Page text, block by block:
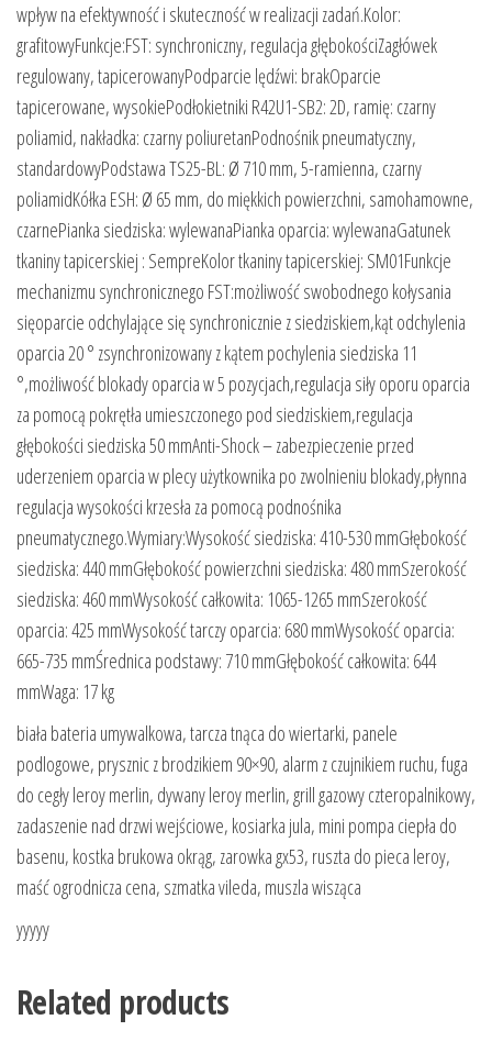
wpływ na efektywność i skuteczność w realizacji zadań.Kolor:
grafitowyFunkcje:FST: synchroniczny, regulacja głębokościZagłówek
regulowany, tapicerowanyPodparcie lędźwi: brakOparcie
tapicerowane, wysokiePodłokietniki R42U1-SB2: 2D, ramię: czarny
poliamid, nakładka: czarny poliuretanPodnośnik pneumatyczny,
standardowyPodstawa TS25-BL: Ø 710 mm, 5-ramienna, czarny
poliamidKółka ESH: Ø 65 mm, do miękkich powierzchni, samohamowne,
czarnePianka siedziska: wylewanaPianka oparcia: wylewanaGatunek
tkaniny tapicerskiej : SempreKolor tkaniny tapicerskiej: SM01Funkcje
mechanizmu synchronicznego FST:możliwość swobodnego kołysania
sięoparcie odchylające się synchronicznie z siedziskiem,kąt odchylenia
oparcia 20 ° zsynchronizowany z kątem pochylenia siedziska 11
°,możliwość blokady oparcia w 5 pozycjach,regulacja siły oporu oparcia
za pomocą pokrętła umieszczonego pod siedziskiem,regulacja
głębokości siedziska 50 mmAnti-Shock – zabezpieczenie przed
uderzeniem oparcia w plecy użytkownika po zwolnieniu blokady,płynna
regulacja wysokości krzesła za pomocą podnośnika
pneumatycznego.Wymiary:Wysokość siedziska: 410-530 mmGłębokość
siedziska: 440 mmGłębokość powierzchni siedziska: 480 mmSzerokość
siedziska: 460 mmWysokość całkowita: 1065-1265 mmSzerokość
oparcia: 425 mmWysokość tarczy oparcia: 680 mmWysokość oparcia:
665-735 mmŚrednica podstawy: 710 mmGłębokość całkowita: 644
mmWaga: 17 kg
biała bateria umywalkowa, tarcza tnąca do wiertarki, panele
podlogowe, prysznic z brodzikiem 90×90, alarm z czujnikiem ruchu, fuga
do cegły leroy merlin, dywany leroy merlin, grill gazowy czteropalnikowy,
zadaszenie nad drzwi wejściowe, kosiarka jula, mini pompa ciepła do
basenu, kostka brukowa okrąg, zarowka gx53, ruszta do pieca leroy,
maść ogrodnicza cena, szmatka vileda, muszla wisząca
yyyyy
Related products